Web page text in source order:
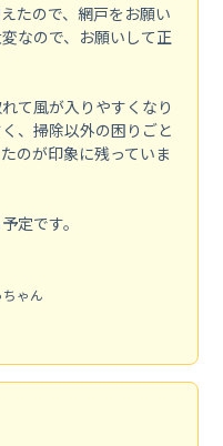
たので、網戸をお願い
なので、お願いして正
て風が入りやすくなり
、掃除以外の困りごと
のが印象に残っていま
定です。
ゃん